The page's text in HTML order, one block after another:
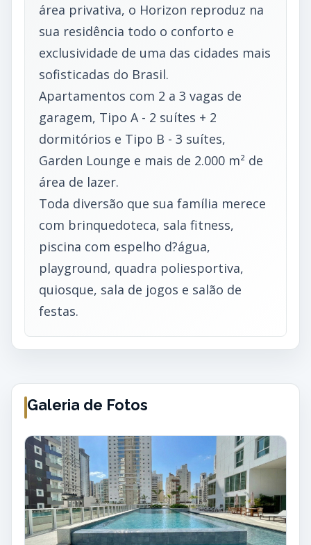
área privativa, o Horizon reproduz na
sua residência todo o conforto e
exclusividade de uma das cidades mais
sofisticadas do Brasil.
Apartamentos com 2 a 3 vagas de
garagem, Tipo A - 2 suítes + 2
dormitórios e Tipo B - 3 suítes,
Garden Lounge e mais de 2.000 m² de
área de lazer.
Toda diversão que sua família merece
com brinquedoteca, sala fitness,
piscina com espelho d?água,
playground, quadra poliesportiva,
quiosque, sala de jogos e salão de
festas.
Galeria de Fotos